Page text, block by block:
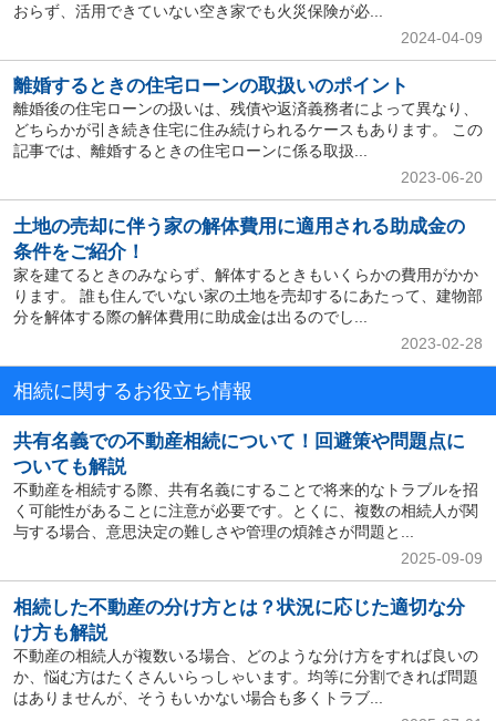
おらず、活用できていない空き家でも火災保険が必...
2024-04-09
離婚するときの住宅ローンの取扱いのポイント
離婚後の住宅ローンの扱いは、残債や返済義務者によって異なり、
どちらかが引き続き住宅に住み続けられるケースもあります。 この
記事では、離婚するときの住宅ローンに係る取扱...
2023-06-20
土地の売却に伴う家の解体費用に適用される助成金の
条件をご紹介！
家を建てるときのみならず、解体するときもいくらかの費用がかか
ります。 誰も住んでいない家の土地を売却するにあたって、建物部
分を解体する際の解体費用に助成金は出るのでし...
2023-02-28
相続に関するお役立ち情報
共有名義での不動産相続について！回避策や問題点に
ついても解説
不動産を相続する際、共有名義にすることで将来的なトラブルを招
く可能性があることに注意が必要です。とくに、複数の相続人が関
与する場合、意思決定の難しさや管理の煩雑さが問題と...
2025-09-09
相続した不動産の分け方とは？状況に応じた適切な分
け方も解説
不動産の相続人が複数いる場合、どのような分け方をすれば良いの
か、悩む方はたくさんいらっしゃいます。均等に分割できれば問題
はありませんが、そうもいかない場合も多くトラブ...